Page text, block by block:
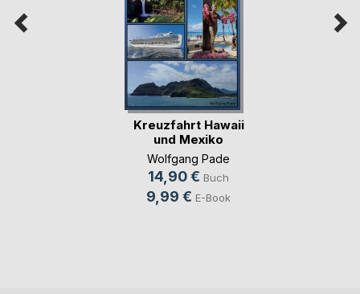
Kreuzfahrt Hawaii
und Mexiko
Wolfgang Pade
14,90 € Buch
9,99 € E-Book